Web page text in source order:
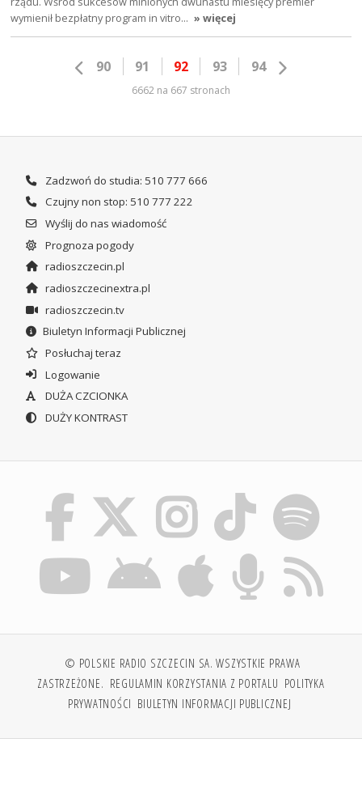
wymienił bezpłatny program in vitro… » więcej
90 91 92 93 94
6662 na 667 stronach
Zadzwoń do studia: 510 777 666
Czujny non stop: 510 777 222
Wyślij do nas wiadomość
Prognoza pogody
radioszczecin.pl
radioszczecinextra.pl
radioszczecin.tv
Biuletyn Informacji Publicznej
Posłuchaj teraz
Logowanie
DUŻA CZCIONKA
DUŻY KONTRAST
© POLSKIE RADIO SZCZECIN SA. WSZYSTKIE PRAWA
ZASTRZEŻONE. REGULAMIN KORZYSTANIA Z PORTALU POLITYKA
PRYWATNOŚCI BIULETYN INFORMACJI PUBLICZNEJ